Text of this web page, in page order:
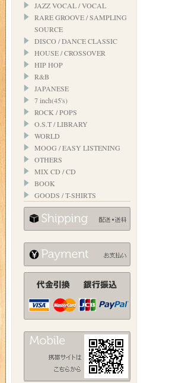
JAZZ VOCAL / VOCAL
RARE GROOVE / SAMPLING
SOURCE
DISCO / DANCE CLASSIC
HOUSE / CROSSOVER
HIP HOP
R&B
JAPANESE
7 inch(45's)
ROCK / POPS
O.S.T / LIBRARY
WORLD
MOOG / EASY LISTENING
OTHERS
MIX CD / CD
BOOK
GOODS / T-SHIRTS